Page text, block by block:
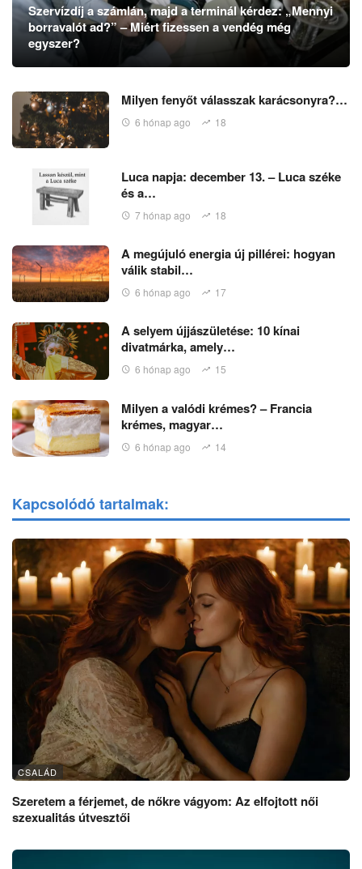
Szervízdíj a számlán, majd a terminál kérdez: „Mennyi
borravalót ad?” – Miért fizessen a vendég még
egyszer?
Milyen fenyőt válasszak karácsonyra?…
6 hónap ago 18
Luca napja: december 13. – Luca széke
és a…
7 hónap ago 18
A megújuló energia új pillérei: hogyan
válik stabil…
6 hónap ago 17
A selyem újjászületése: 10 kínai
divatmárka, amely…
6 hónap ago 15
Milyen a valódi krémes? – Francia
krémes, magyar…
6 hónap ago 14
Kapcsolódó tartalmak:
CSALÁD
Szeretem a férjemet, de nőkre vágyom: Az elfojtott női
szexualitás útvesztői